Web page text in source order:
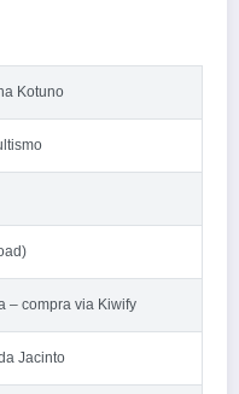
Kotuno
– compra via Kiwify
Jacinto